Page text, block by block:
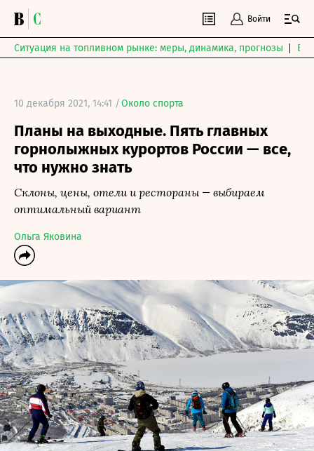
Войти
Ситуация на топливном рынке: меры, динамика, прогнозы
10 декабря 2021, 14:41 /Около спорта
Планы на выходные. Пять главных
горнолыжных курортов России — все,
что нужно знать
Склоны, цены, отели и рестораны — выбираем
оптимальный вариант
Ольга Яковина